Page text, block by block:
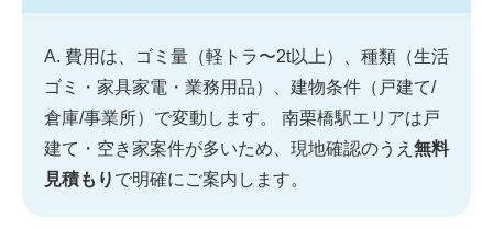
A. 費用は、ゴミ量（軽トラ〜2t以上）、種類（生活
ゴミ・家具家電・業務用品）、建物条件（戸建て/
倉庫/事業所）で変動します。 南栗橋駅エリアは戸
建て・空き家案件が多いため、現地確認のうえ 無料
見積もり で明確にご案内します。